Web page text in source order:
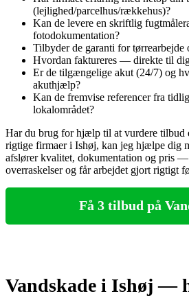
(lejlighed/parcelhus/rækkehus)?
Kan de levere en skriftlig
fotodokumentation?
Tilbyder de garanti for tørrearbejde
Hvordan faktureres — direkte til
Er de tilgængelige akut (24/7) og
akuthjælp?
Kan de fremvise referencer fra
lokalområdet?
Har du brug for hjælp til at vurdere tilbud
rigtige firmaer i Ishøj, kan jeg hjælpe dig
afslører kvalitet, dokumentation og pris —
overraskelser og får arbejdet gjort rigtigt
Få 3 tilbud på
Vandskade i Ishøj —